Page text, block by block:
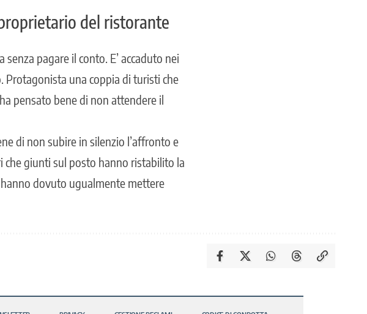
del ristorante
pagare il conto. E’ accaduto nei
Protagonista una coppia di turisti che
pensato bene di non attendere il
di non subire in silenzio l’affronto e
giunti sul posto hanno ristabilito la
dovuto ugualmente mettere